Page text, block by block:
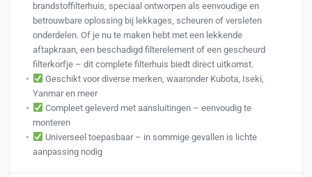
brandstoffilterhuis, speciaal ontworpen als eenvoudige en
betrouwbare oplossing bij lekkages, scheuren of versleten
onderdelen. Of je nu te maken hebt met een lekkende
aftapkraan, een beschadigd filterelement of een gescheurd
filterkorfje – dit complete filterhuis biedt direct uitkomst.
Geschikt voor diverse merken, waaronder Kubota, Iseki,
Yanmar en meer
Compleet geleverd met aansluitingen – eenvoudig te
monteren
Universeel toepasbaar – in sommige gevallen is lichte
aanpassing nodig